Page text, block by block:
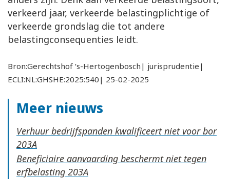
verkeerd jaar, verkeerde belastingplichtige of
verkeerde grondslag die tot andere
belastingconsequenties leidt.
Bron:Gerechtshof ‘s-Hertogenbosch| jurisprudentie|
ECLI:NL:GHSHE:2025:540| 25-02-2025
Meer nieuws
Verhuur bedrijfspanden kwalificeert niet voor bor
Beneficiaire aanvaarding beschermt niet tegen
erfbelasting